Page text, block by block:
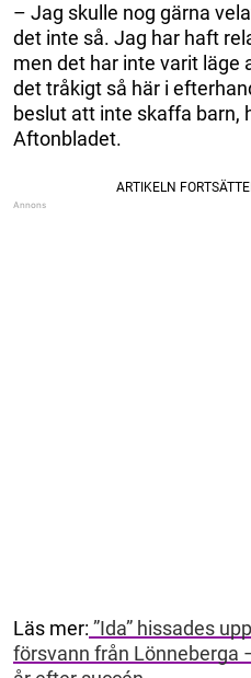
– Jag skulle nog gärna
det inte så. Jag har haft
men det har inte varit läge
det tråkigt så här i
beslut att inte skaffa barn,
Aftonbladet.
Läs mer: ”Ida” hissades
försvann från Lönneberga